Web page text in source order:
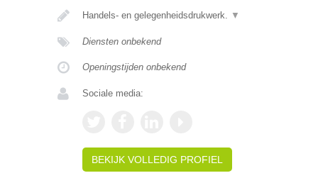
Handels- en gelegenheidsdrukwerk. ▼
Diensten onbekend
Openingstijden onbekend
Sociale media:
BEKIJK VOLLEDIG PROFIEL